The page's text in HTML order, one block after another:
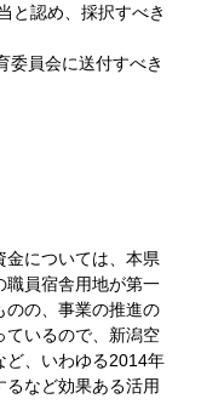
と認め、採択すべき
員会に送付すべき
金については、本県
職員宿舎用地が第一
のの、事業の推進の
ているので、新潟空
ど、いわゆる2014年
るなど効果ある活用